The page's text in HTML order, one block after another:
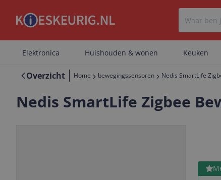
Elektronica Huishouden & wonen Keuken
Overzicht Home bewegingssensoren Nedis SmartLife
Nedis SmartLife Zigbee